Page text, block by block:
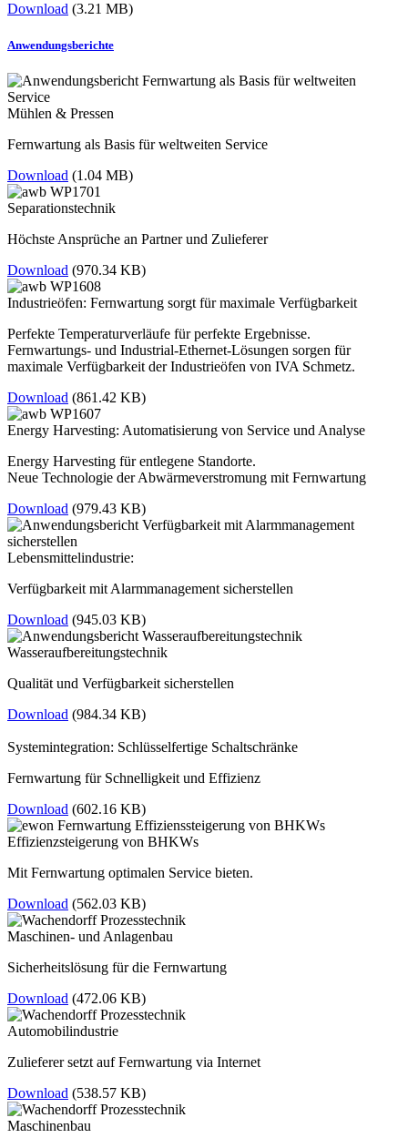
Download (3.21 MB)
Anwendungsberichte
Mühlen & Pressen
Fernwartung als Basis für weltweiten Service
Download (1.04 MB)
Separationstechnik
Höchste Ansprüche an Partner und Zulieferer
Download (970.34 KB)
Industrieöfen: Fernwartung sorgt für maximale Verfügbarkeit
Perfekte Temperaturverläufe für perfekte Ergebnisse.
Fernwartungs- und Industrial-Ethernet-Lösungen sorgen für
maximale Verfügbarkeit der Industrieöfen von IVA Schmetz.
Download (861.42 KB)
Energy Harvesting: Automatisierung von Service und Analyse
Energy Harvesting für entlegene Standorte.
Neue Technologie der Abwärmeverstromung mit Fernwartung
Download (979.43 KB)
Lebensmittelindustrie:
Verfügbarkeit mit Alarmmanagement sicherstellen
Download (945.03 KB)
Wasseraufbereitungstechnik
Qualität und Verfügbarkeit sicherstellen
Download (984.34 KB)
Systemintegration: Schlüsselfertige Schaltschränke
Fernwartung für Schnelligkeit und Effizienz
Download (602.16 KB)
Effizienzsteigerung von BHKWs
Mit Fernwartung optimalen Service bieten.
Download (562.03 KB)
Maschinen- und Anlagenbau
Sicherheitslösung für die Fernwartung
Download (472.06 KB)
Automobilindustrie
Zulieferer setzt auf Fernwartung via Internet
Download (538.57 KB)
Maschinenbau